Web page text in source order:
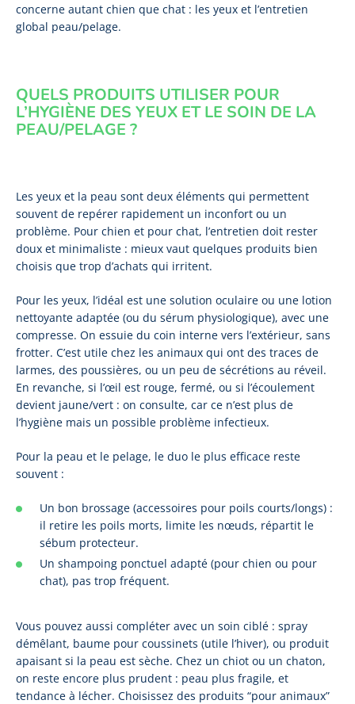
concerne autant chien que chat : les yeux et l’entretien
global peau/pelage.
QUELS PRODUITS UTILISER POUR
L’HYGIÈNE DES YEUX ET LE SOIN DE LA
PEAU/PELAGE ?
Les yeux et la peau sont deux éléments qui permettent
souvent de repérer rapidement un inconfort ou un
problème. Pour chien et pour chat, l’entretien doit rester
doux et minimaliste : mieux vaut quelques produits bien
choisis que trop d’achats qui irritent.
Pour les yeux, l’idéal est une solution oculaire ou une lotion
nettoyante adaptée (ou du sérum physiologique), avec une
compresse. On essuie du coin interne vers l’extérieur, sans
frotter. C’est utile chez les animaux qui ont des traces de
larmes, des poussières, ou un peu de sécrétions au réveil.
En revanche, si l’œil est rouge, fermé, ou si l’écoulement
devient jaune/vert : on consulte, car ce n’est plus de
l’hygiène mais un possible problème infectieux.
Pour la peau et le pelage, le duo le plus efficace reste
souvent :
Un bon brossage (accessoires pour poils courts/longs) :
il retire les poils morts, limite les nœuds, répartit le
sébum protecteur.
Un shampoing ponctuel adapté (pour chien ou pour
chat), pas trop fréquent.
Vous pouvez aussi compléter avec un soin ciblé : spray
démêlant, baume pour coussinets (utile l’hiver), ou produit
apaisant si la peau est sèche. Chez un chiot ou un chaton,
on reste encore plus prudent : peau plus fragile, et
tendance à lécher. Choisissez des produits “pour animaux”